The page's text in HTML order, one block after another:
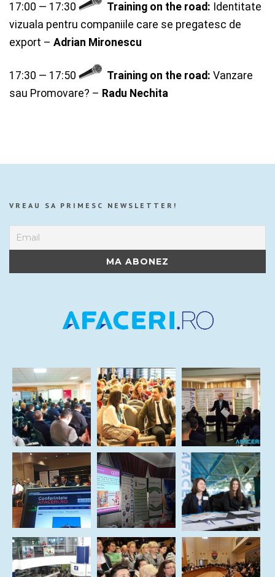
17:00 — 17:30 Training on the road: Identitate
vizuala pentru companiile care se pregatesc de
export – Adrian Mironescu
17:30 — 17:50 Training on the road: Vanzare
sau Promovare? – Radu Nechita
VREAU SA PRIMESC NEWSLETTER!